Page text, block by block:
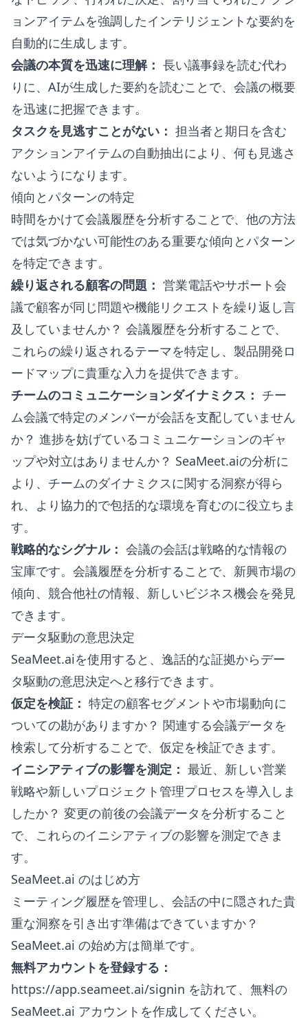
ョンアイテムを強調したインテリジェントな要約を
自動的に生成します。
会議の本質を迅速に理解： 長い議事録を読む代わ
りに、AIが生成した要約を読むことで、会議の概要
を迅速に把握できます。
タスクを見逃すことがない： 担当者と期日を含む
アクションアイテムの自動抽出により、何も見逃さ
ないようになります。
傾向とパターンの特定
時間をかけて会議履歴を分析することで、他の方法
では気づかない可能性のある重要な傾向とパターン
を特定できます。
繰り返される顧客の問題： 営業電話やサポート会
議で顧客が同じ問題や機能リクエストを繰り返し言
及していませんか？ 会議履歴を分析することで、
これらの繰り返されるテーマを特定し、製品開発ロ
ードマップに貴重な入力を提供できます。
チームのコミュニケーションダイナミクス： チー
ム会議で特定のメンバーが会話を支配していません
か？ 進捗を妨げているコミュニケーションのギャ
ップや対立はありませんか？ SeaMeet.aiの分析に
より、チームのダイナミクスに関する洞察が得ら
れ、より協力的で包括的な環境を育むのに役立ちま
す。
戦略的なシグナル： 会議の会話は戦略的な情報の
宝庫です。会議履歴を分析することで、新興市場の
傾向、競合他社の情報、新しいビジネス機会を発見
できます。
データ駆動の意思決定
SeaMeet.aiを使用すると、逸話的な証拠からデー
タ駆動の意思決定へと移行できます。
仮定を検証： 特定の顧客セグメントや市場動向に
ついての勘がありますか？ 関連する会議データを
検索して分析することで、仮定を検証できます。
イニシアティブの影響を測定： 最近、新しい営業
戦略や新しいプロジェクト管理プロセスを導入しま
したか？ 変更の前後の会議データを分析すること
で、これらのイニシアティブの影響を測定できま
す。
SeaMeet.ai のはじめ方
ミーティング履歴を管理し、会話の中に隠された貴
重な洞察を引き出す準備はできていますか？
SeaMeet.ai の始め方は簡単です。
無料アカウントを登録する：
https://app.seameet.ai/signin を訪れて、無料の
SeaMeet.ai アカウントを作成してください。